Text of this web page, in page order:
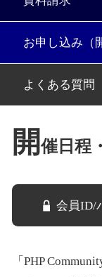
お申し込み（
よくある質問
開催日程
会員ID/
「PHP